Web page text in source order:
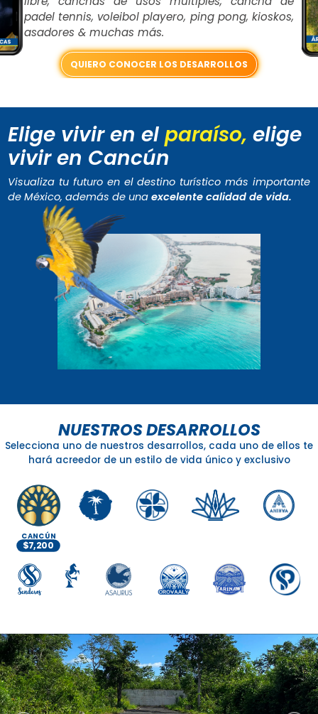
padel tennis, voleibol playero, ping pong, kioskos,
asadores & muchas más.
QUIERO CONOCER LOS DESARROLLOS
Elige vivir en elparaíso,elige
vivir en Cancún
Visualiza tu futuro en el destino turístico más importante
de México, además de una excelente calidad de vida.
NUESTROS DESARROLLOS
Selecciona uno de nuestros desarrollos, cada uno de ellos te
hará acreedor de un estilo de vida único y exclusivo
CANCÚN
$7,200